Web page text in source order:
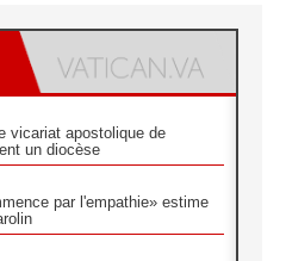
vicariat apostolique de
un diocèse
par l'empathie» estime